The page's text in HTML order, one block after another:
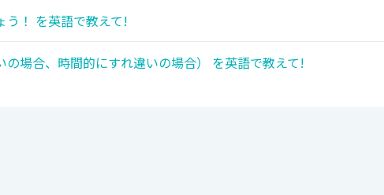
う！ を英語で教えて!
の場合、時間的にすれ違いの場合） を英語で教えて!